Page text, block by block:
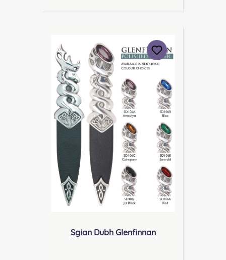
sales@thesgiandubhcompany.c
om Verantwortliche Person:
Nieswiec & Zeh Easy Piping &
Drumming Gbr,
Gabelsbergerstraße 27, 32425
Minden Kontakt:
kontakt@easypipinganddrummi
ng.com
Sicherheitshinweise: Klinge EU-
konform/ stumpf
Verletzungsgefahr,
Verletzungsgefahr durch
unsachgemäßen Gebrauch
Sgian Dubh Glenfinnan